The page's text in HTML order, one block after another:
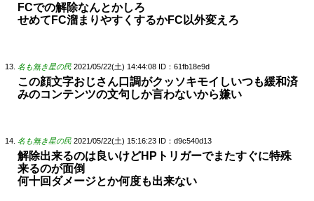
FCでの解除なんとかしろ
せめてFC溜まりやすくするかFC以外変えろ
名も無き星の民 2021/05/22(土) 14:44:08 ID：61fb18e9d
この顔文字おじさん口調がクッソキモイしいつも緩和済
みのコンテンツの文句しか言わないから嫌い
名も無き星の民 2021/05/22(土) 15:16:23 ID：d9c540d13
解除出来るのは良いけどHPトリガーでまたすぐに特殊
来るのが面倒
何十回ダメージとか何度も出来ない